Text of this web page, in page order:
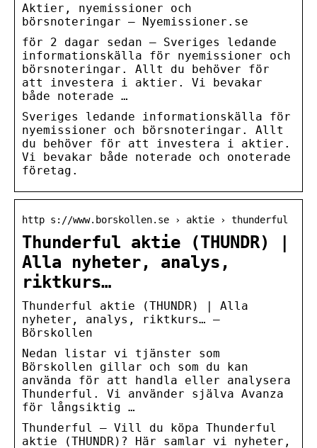
Aktier, nyemissioner och
börsnoteringar – Nyemissioner.se
för 2 dagar sedan — Sveriges ledande
informationskälla för nyemissioner och
börsnoteringar. Allt du behöver för
att investera i aktier. Vi bevakar
både noterade …
Sveriges ledande informationskälla för
nyemissioner och börsnoteringar. Allt
du behöver för att investera i aktier.
Vi bevakar både noterade och onoterade
företag.
http s://www.borskollen.se › aktie › thunderful
Thunderful aktie (THUNDR) |
Alla nyheter, analys,
riktkurs…
Thunderful aktie (THUNDR) | Alla
nyheter, analys, riktkurs… –
Börskollen
Nedan listar vi tjänster som
Börskollen gillar och som du kan
använda för att handla eller analysera
Thunderful. Vi använder själva Avanza
för långsiktig …
Thunderful – Vill du köpa Thunderful
aktie (THUNDR)? Här samlar vi nyheter,